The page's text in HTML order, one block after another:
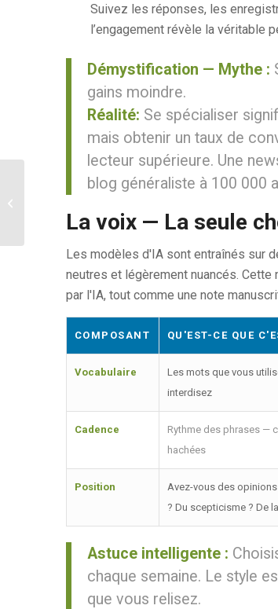
Suivez les réponses, les
l’engagement révèle la véritable
Démystification — Mythe :
gains moindre.
Réalité: Se spécialiser
mais obtenir un taux de
lecteur supérieure. Une
blog généraliste à 100 000
La voix — La seule
Les modèles d'IA sont entraînés sur
neutres et légèrement nuancés.
par l'IA, tout comme une note
COMPOSANT QU'EST-CE QUE
Vocabulaire
Les mots que vous
interdisez
Cadence
Rythme des phrases —
hachées
Position
Avez-vous des
? Du scepticisme ? De
Astuce intelligente :
chaque semaine. Le style
que vous relisez.
Pourquoi bloguer en 2026 ? Le